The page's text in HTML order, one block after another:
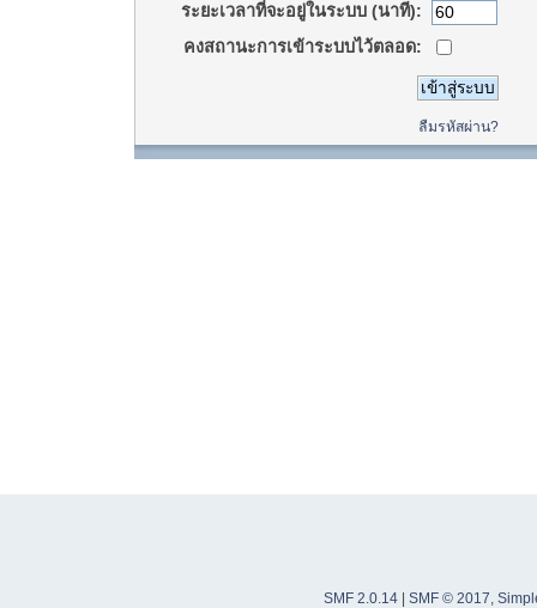
ระยะเวลาที่จะอยู่ในระบบ (นาที):
คงสถานะการเข้าระบบไว้ตลอด:
ลืมรหัสผ่าน?
SMF 2.0.14 SMF © 2017,